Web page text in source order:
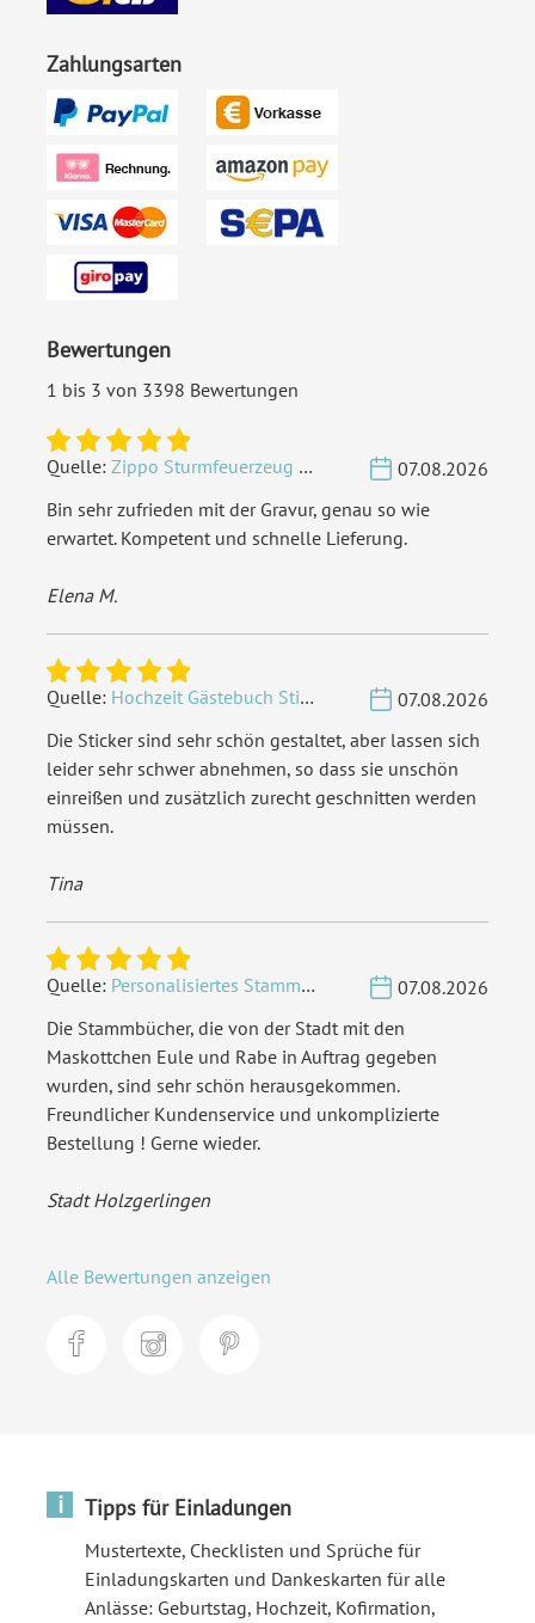
Zahlungsarten
Bewertungen
1 bis 3 von 3398 Bewertungen
Quelle: Zippo Sturmfeuerzeug Chrom - Verzierte Initialen
07.08.2026
Bin sehr zufrieden mit der Gravur, genau so wie
erwartet. Kompetent und schnelle Lieferung.
Elena M.
Quelle: Hochzeit Gästebuch Sticker 40 Fragen - Weiß
07.08.2026
Die Sticker sind sehr schön gestaltet, aber lassen sich
leider sehr schwer abnehmen, so dass sie unschön
einreißen und zusätzlich zurecht geschnitten werden
müssen.
Tina
Quelle: Personalisiertes Stammbuch - Eigene Gravurdatei hochladen
07.08.2026
Die Stammbücher, die von der Stadt mit den
Maskottchen Eule und Rabe in Auftrag gegeben
wurden, sind sehr schön herausgekommen.
Freundlicher Kundenservice und unkomplizierte
Bestellung ! Gerne wieder.
Stadt Holzgerlingen
Alle Bewertungen anzeigen
i Tipps für Einladungen
Mustertexte, Checklisten und Sprüche für
Einladungskarten und Dankeskarten für alle
Anlässe: Geburtstag, Hochzeit, Kofirmation,